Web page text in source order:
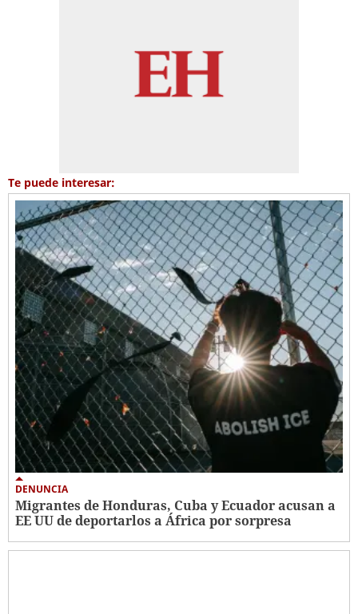
Te puede interesar:
DENUNCIA
Migrantes de Honduras, Cuba y Ecuador acusan a
EE UU de deportarlos a África por sorpresa